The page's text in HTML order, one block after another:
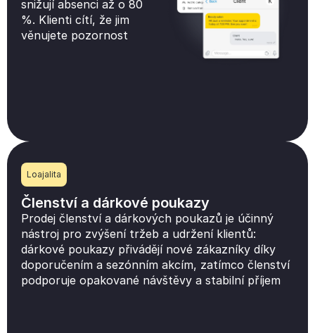
snižují absenci až o 80
%. Klienti cítí, že jim
věnujete pozornost
Loajalita
Členství a dárkové poukazy
Prodej členství a dárkových poukazů je účinný
nástroj pro zvýšení tržeb a udržení klientů:
dárkové poukazy přivádějí nové zákazníky díky
doporučením a sezónním akcím, zatímco členství
podporuje opakované návštěvy a stabilní příjem